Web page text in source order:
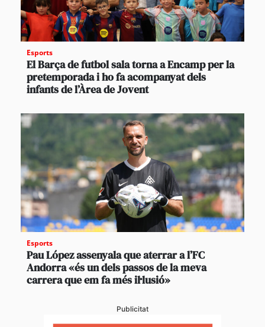
Esports
El Barça de futbol sala torna a Encamp per la
pretemporada i ho fa acompanyat dels
infants de l’Àrea de Jovent
Esports
Pau López assenyala que aterrar a l’FC
Andorra «és un dels passos de la meva
carrera que em fa més il·lusió»
Publicitat